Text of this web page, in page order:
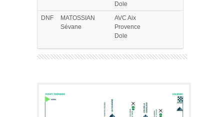
Dole
DNF
MATOSSIAN
Sévane
AVC Aix
Provence
Dole